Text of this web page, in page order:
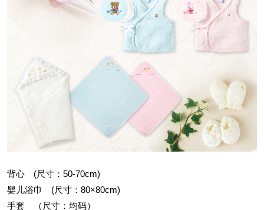
背心 (尺寸：50-70cm)
婴儿浴巾 (尺寸：80×80cm)
手套 （尺寸：均码）